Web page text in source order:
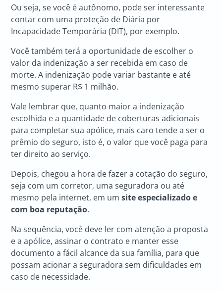
Ou seja, se você é autônomo, pode ser interessante
contar com uma proteção de Diária por
Incapacidade Temporária (DIT), por exemplo.
Você também terá a oportunidade de escolher o
valor da indenização a ser recebida em caso de
morte. A indenização pode variar bastante e até
mesmo superar R$ 1 milhão.
Vale lembrar que, quanto maior a indenização
escolhida e a quantidade de coberturas adicionais
para completar sua apólice, mais caro tende a ser o
prêmio do seguro, isto é, o valor que você paga para
ter direito ao serviço.
Depois, chegou a hora de fazer a cotação do seguro,
seja com um corretor, uma seguradora ou até
mesmo pela internet, em umsite especializado e
com boa reputação.
Na sequência, você deve ler com atenção a proposta
e a apólice, assinar o contrato e manter esse
documento a fácil alcance da sua família, para que
possam acionar a seguradora sem dificuldades em
caso de necessidade.